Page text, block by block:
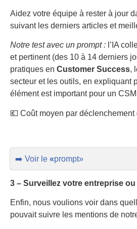
Aidez votre équipe à rester à jour
suivant les derniers articles et
Notre test avec un prompt : l’IA
et pertinent (des 10 à 14 derniers
pratiques en Customer Success,
secteur et les outils, en expliquant
élément est important pour un
💶 Coût moyen par
➡️ Voir le «prompt»
3 – Surveillez votre entreprise
Enfin, nous voulions voir dans
pouvait suivre les mentions de